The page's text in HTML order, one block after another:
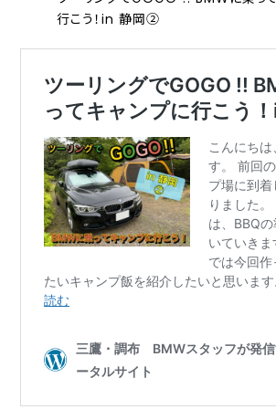
行こう！in 静岡②